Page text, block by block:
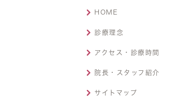
HOME
診療理念
アクセス・診療時間
院長・スタッフ紹介
サイトマップ